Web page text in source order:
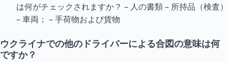
は何がチェックされますか？ – 人の書類 – 所持品（検査）
– 車両； – 手荷物および貨物
ウクライナでの他のドライバーによる合図の意味は何
ですか？